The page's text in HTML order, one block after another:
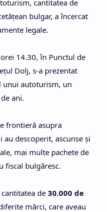
cantitatea de
bulgar, a încercat
legale.
14.30, în Punctul de
Dolj, s-a prezentat
unui autoturism, un
ani.
frontieră asupra
descoperit, ascunse și
mai multe pachete de
fiscal bulgăresc.
de 30.000 de
mărci, care aveau